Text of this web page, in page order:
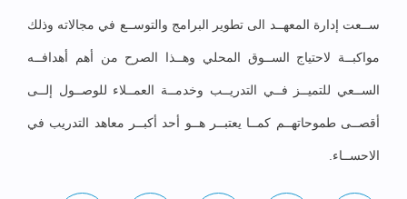
ســعت إدارة المعهــد الى تطوير البرامج والتوســع في مجالاته وذلك
مواكبــة لاحتياج الســوق المحلي وهــذا الصرح من أهم أهدافــه
الســعي للتميــز فــي التدريــب وخدمــة العمــلاء للوصــول إلــى
أقصــى طموحاتهــم كمــا يعتبــر هــو أحد أكبــر معاهد التدريب في
الاحســاء.